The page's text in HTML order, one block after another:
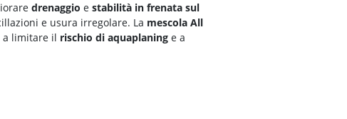
drenaggio e stabilità in frenata sul
e usura irregolare. La mescola All
a limitare il rischio di aquaplaning e a